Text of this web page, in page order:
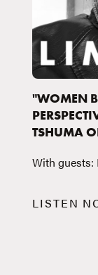
"WOMEN
TSHUMA
With guests:
LISTEN